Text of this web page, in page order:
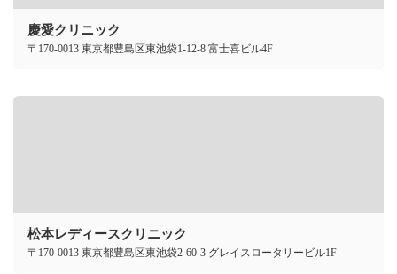
慶愛クリニック
〒170-0013 東京都豊島区東池袋1-12-8 富士喜ビル4F
松本レディースクリニック
〒170-0013 東京都豊島区東池袋2-60-3 グレイスロータリービル1F